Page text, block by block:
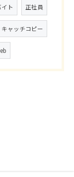
ト 正社員
キャッチコピー